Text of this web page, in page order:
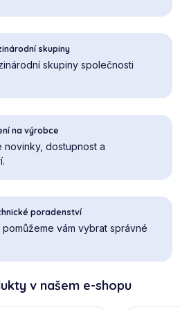
skupiny
skupiny společnosti
na výrobce
novinky, dostupnost a
poradenství
pomůžeme vám vybrat správné
v našem e-shopu